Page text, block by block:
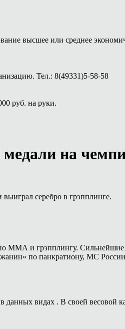
высшее или среднее
Тел.: 8(49331)5-58-58
руб. на руки.
медали на
серебро в грэпплинге.
и грэпплингу. Сильнейшие
по панкратиону, МС
данных видах . В своей